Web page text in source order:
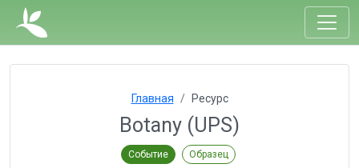
Главная Ресурс
Botany (UPS)
Событие Образец